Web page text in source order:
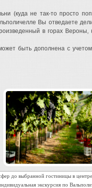
(куда не так-то просто
Вы отведаете
в горах Вероны,
быть дополнена с
до выбранной гостиницы в центре
экскурсия по